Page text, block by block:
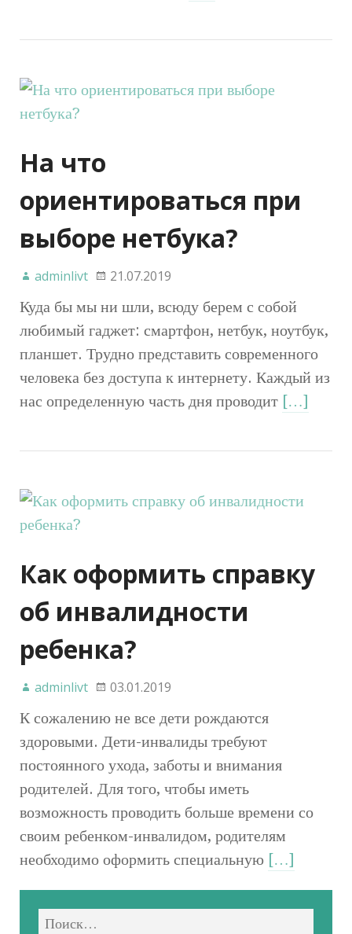
На что
ориентироваться при
выборе нетбука?
adminlivt 21.07.2019
Куда бы мы ни шли, всюду берем с собой
любимый гаджет: смартфон, нетбук, ноутбук,
планшет. Трудно представить современного
человека без доступа к интернету. Каждый из
нас определенную часть дня проводит […]
Как оформить справку
об инвалидности
ребенка?
adminlivt 03.01.2019
К сожалению не все дети рождаются
здоровыми. Дети-инвалиды требуют
постоянного ухода, заботы и внимания
родителей. Для того, чтобы иметь
возможность проводить больше времени со
своим ребенком-инвалидом, родителям
необходимо оформить специальную […]